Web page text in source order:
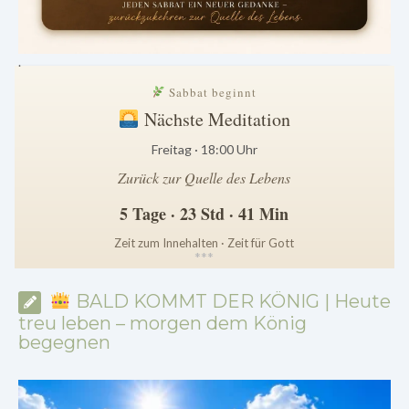
.
Sabbat beginnt
Nächste Meditation
Freitag · 18:00 Uhr
Zurück zur Quelle des Lebens
5 Tage · 23 Std · 41 Min
Zeit zum Innehalten · Zeit für Gott
***
BALD KOMMT DER KÖNIG | Heute
treu leben – morgen dem König
begegnen